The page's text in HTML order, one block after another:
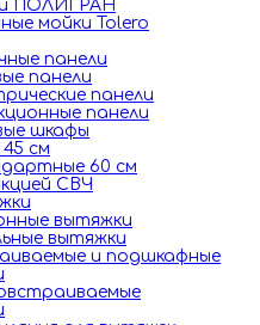
ПОЛИГРАН
мойки Tolero
панели
панели
панели
панели
шкафы
45 см
60 см
СВЧ
вытяжки
вытяжки
и подшкафные